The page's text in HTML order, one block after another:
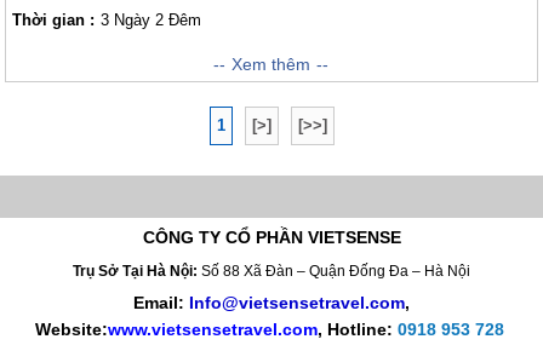
Thời gian : 3 Ngày 2 Đêm
Hành trình 03 Ngày 02 Đêm của công ty chúng tôi sẽ đưa quý khách đến
với vùng đất hứa hẹn sẽ mang đến cho quý khách rất nhiều điều thú vị
và hấp dẫn. Tại đây quý khách sẽ có cơ hội tham quan Đảo Hòn Khô, tại
đảo Hòn Khô, quý khách có thể đi thăm, lặn ngắm những rạn san hô
khi chúng tôi được đồng hành cùng quý khách! Dưới đây là chương trình
Xem thêm
1 [>] [>>]
CÔNG TY CỔ PHẦN VIETSENSE
Trụ Sở Tại Hà Nội: Số 88 Xã Đàn – Quận Đống Đa – Hà Nội
Email: Info@vietsensetravel.com,
Website:www.vietsensetravel.com, Hotline: 0918 953 728